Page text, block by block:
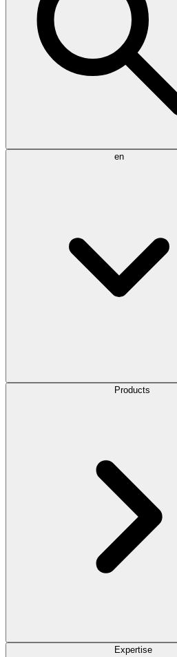
en
Products
Expertise